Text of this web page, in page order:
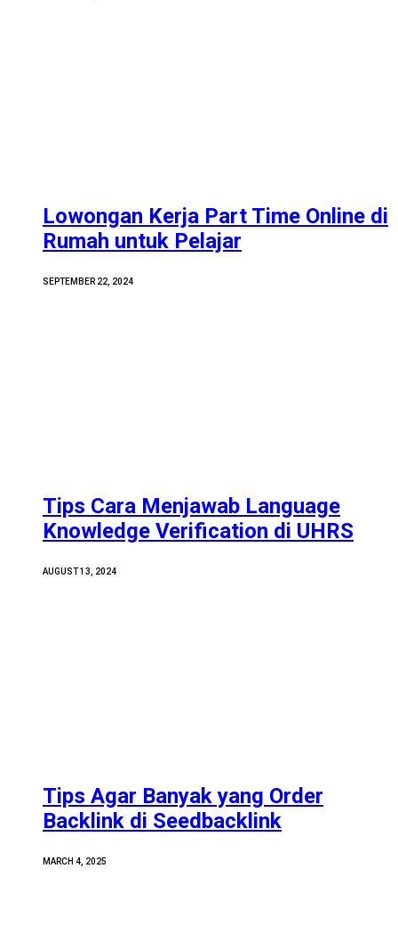
Lowongan Kerja Part Time Online di
Rumah untuk Pelajar
SEPTEMBER 22, 2024
Tips Cara Menjawab Language
Knowledge Verification di UHRS
AUGUST 13, 2024
Tips Agar Banyak yang Order
Backlink di Seedbacklink
MARCH 4, 2025